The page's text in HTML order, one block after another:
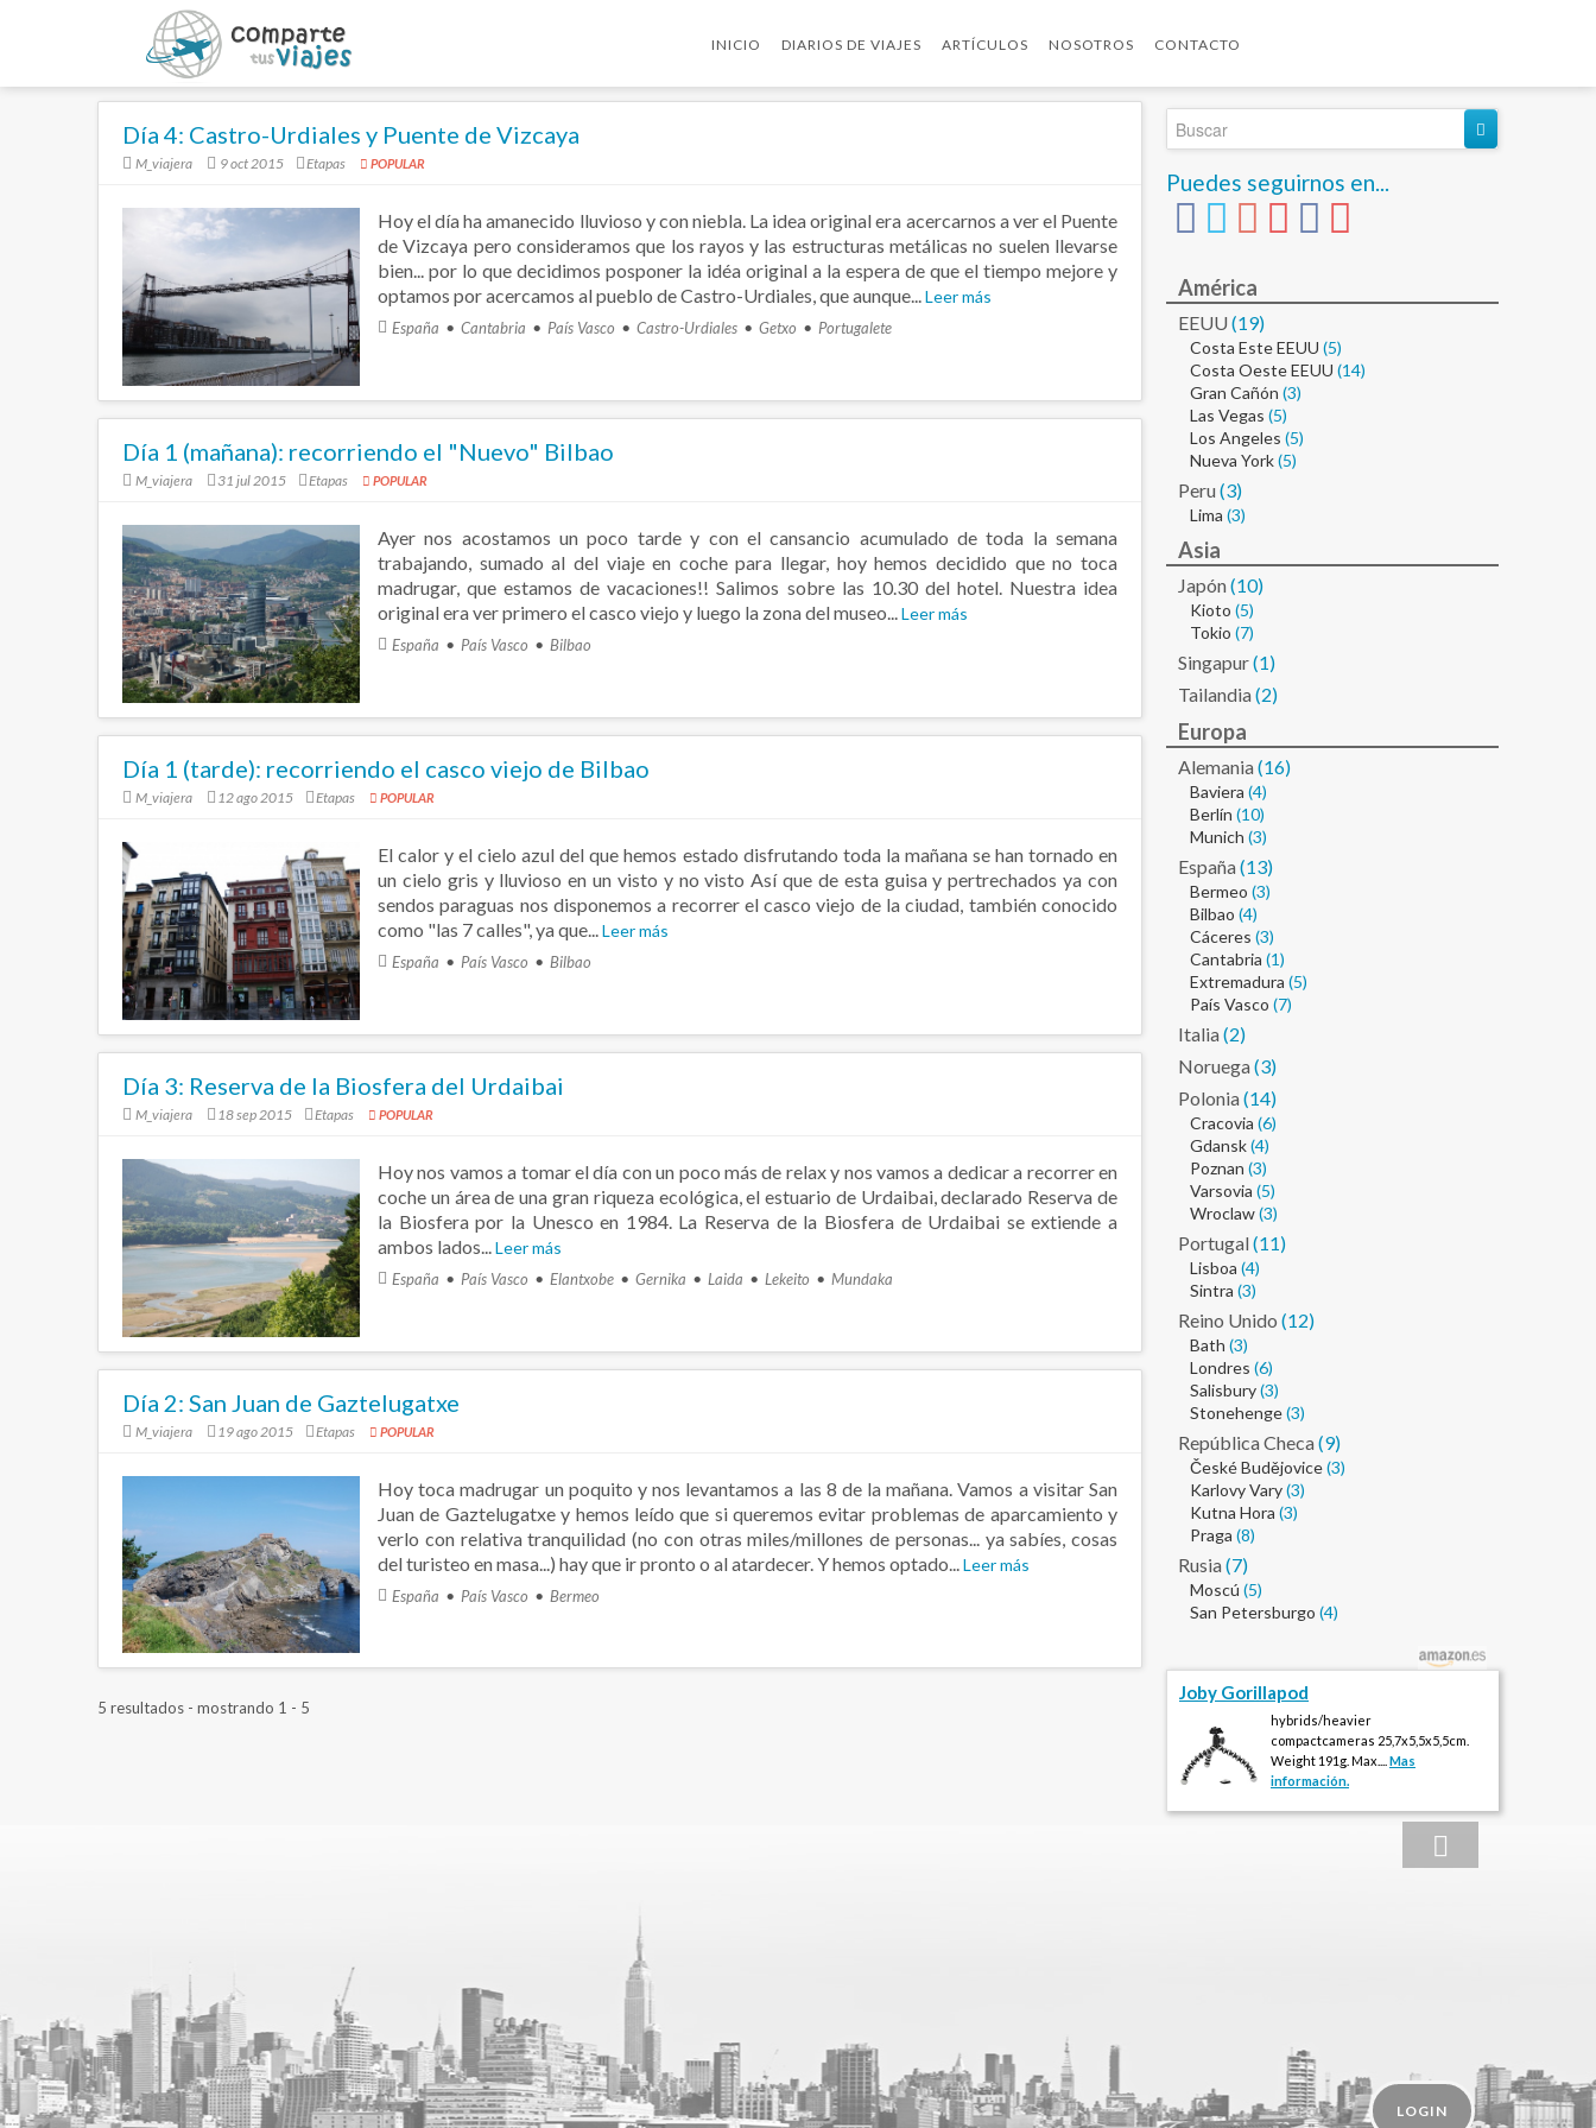
INICIO DIARIOS DE VIAJES ARTÍCULOS NOSOTROS CONTACTO
Día 4: Castro-Urdiales y Puente de Vizcaya
M_viajera 9 oct 2015 Etapas POPULAR
Hoy el día ha amanecido lluvioso y con niebla. La idea original era acercarnos a ver el Puente
de Vizcaya pero consideramos que los rayos y las estructuras metálicas no suelen llevarse
bien... por lo que decidimos posponer la idéa original a la espera de que el tiempo mejore y
optamos por acercamos al pueblo de Castro-Urdiales, que aunque...Leer más
España Cantabria País Vasco Castro-Urdiales Getxo Portugalete
Día 1 (mañana): recorriendo el "Nuevo" Bilbao
M_viajera 31 jul 2015 Etapas POPULAR
Ayer nos acostamos un poco tarde y con el cansancio acumulado de toda la semana
trabajando, sumado al del viaje en coche para llegar, hoy hemos decidido que no toca
madrugar, que estamos de vacaciones!! Salimos sobre las 10.30 del hotel. Nuestra idea
original era ver primero el casco viejo y luego la zona del museo...Leer más
España País Vasco Bilbao
Día 1 (tarde): recorriendo el casco viejo de Bilbao
M_viajera 12 ago 2015 Etapas POPULAR
El calor y el cielo azul del que hemos estado disfrutando toda la mañana se han tornado en
un cielo gris y lluvioso en un visto y no visto Así que de esta guisa y pertrechados ya con
sendos paraguas nos disponemos a recorrer el casco viejo de la ciudad, también conocido
como "las 7 calles", ya que... Leer más
España País Vasco Bilbao
Día 3: Reserva de la Biosfera del Urdaibai
M_viajera 18 sep 2015 Etapas POPULAR
Hoy nos vamos a tomar el día con un poco más de relax y nos vamos a dedicar a recorrer en
coche un área de una gran riqueza ecológica, el estuario de Urdaibai, declarado Reserva de
la Biosfera por la Unesco en 1984. La Reserva de la Biosfera de Urdaibai se extiende a
ambos lados... Leer más
España País Vasco Elantxobe Gernika Laida Lekeito Mundaka
Día 2: San Juan de Gaztelugatxe
M_viajera 19 ago 2015 Etapas POPULAR
Hoy toca madrugar un poquito y nos levantamos a las 8 de la mañana. Vamos a visitar San
Juan de Gaztelugatxe y hemos leído que si queremos evitar problemas de aparcamiento y
verlo con relativa tranquilidad (no con otras miles/millones de personas... ya sabíes, cosas
del turisteo en masa...) hay que ir pronto o al atardecer. Y hemos optado... Leer más
España País Vasco Bermeo
5 resultados - mostrando 1 - 5
Puedes seguirnos en...
América
EEUU (19)
Costa Este EEUU (5)
Costa Oeste EEUU (14)
Gran Cañón (3)
Las Vegas (5)
Los Angeles (5)
Nueva York(5)
Peru (3)
Lima (3)
Asia
Japón (10)
Kioto (5)
Tokio (7)
Singapur(1)
Tailandia (2)
Europa
Alemania (16)
Baviera (4)
Berlín (10)
Munich (3)
España (13)
Bermeo (3)
Bilbao (4)
Cáceres (3)
Cantabria (1)
Extremadura (5)
País Vasco (7)
Italia (2)
Noruega (3)
Polonia (14)
Cracovia (6)
Gdansk(4)
Poznan (3)
Varsovia (5)
Wroclaw(3)
Portugal (11)
Lisboa (4)
Sintra (3)
Reino Unido (12)
Bath (3)
Londres (6)
Salisbury(3)
Stonehenge(3)
República Checa (9)
České Budějovice(3)
Karlovy Vary(3)
Kutna Hora (3)
Praga (8)
Rusia (7)
Moscú (5)
San Petersburgo (4)
Joby Gorillapod
hybrids/heavier
compactcameras 25,7x5,5x5,5cm.
Weight 191g. Max.... Mas
información.
LOGIN